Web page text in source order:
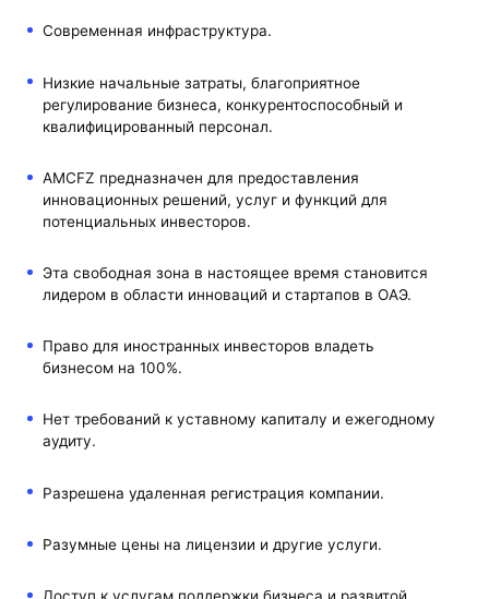
Современная инфраструктура.
Низкие начальные затраты, благоприятное
регулирование бизнеса, конкурентоспособный и
квалифицированный персонал.
AMCFZ предназначен для предоставления
инновационных решений, услуг и функций для
потенциальных инвесторов.
Эта свободная зона в настоящее время становится
лидером в области инноваций и стартапов в ОАЭ.
Право для иностранных инвесторов владеть
бизнесом на 100%.
Нет требований к уставному капиталу и ежегодному
аудиту.
Разрешена удаленная регистрация компании.
Разумные цены на лицензии и другие услуги.